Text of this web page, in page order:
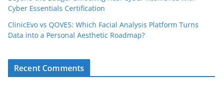
Cyber Essentials Certification
ClinicEvo vs QOVES: Which Facial Analysis Platform Turns
Data into a Personal Aesthetic Roadmap?
Recent Comments